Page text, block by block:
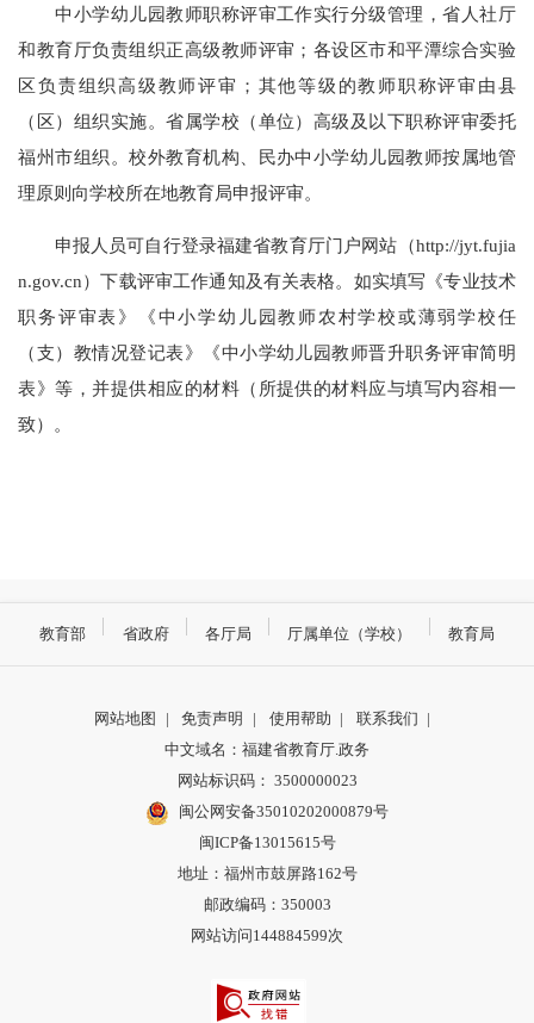
中小学幼儿园教师职称评审工作实行分级管理，省人社厅
和教育厅负责组织正高级教师评审；各设区市和平潭综合实验
区负责组织高级教师评审；其他等级的教师职称评审由县
（区）组织实施。省属学校（单位）高级及以下职称评审委托
福州市组织。校外教育机构、民办中小学幼儿园教师按属地管
理原则向学校所在地教育局申报评审。
申报人员可自行登录福建省教育厅门户网站（http://jyt.fujia
n.gov.cn）下载评审工作通知及有关表格。如实填写《专业技术
职务评审表》《中小学幼儿园教师农村学校或薄弱学校任
（支）教情况登记表》《中小学幼儿园教师晋升职务评审简明
表》等，并提供相应的材料（所提供的材料应与填写内容相一
致）。
教育部 省政府 各厅局 厅属单位（学校） 教育局
网站地图 | 免责声明 | 使用帮助 | 联系我们 |
中文域名：福建省教育厅.政务
网站标识码： 3500000023
闽公网安备35010202000879号
闽ICP备13015615号
地址：福州市鼓屏路162号
邮政编码：350003
网站访问144884599次